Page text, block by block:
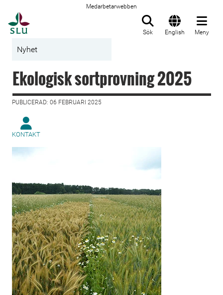
Medarbetarwebben
Sök English Meny
Nyhet
Ekologisk sortprovning 2025
PUBLICERAD: 06 FEBRUARI 2025
KONTAKT